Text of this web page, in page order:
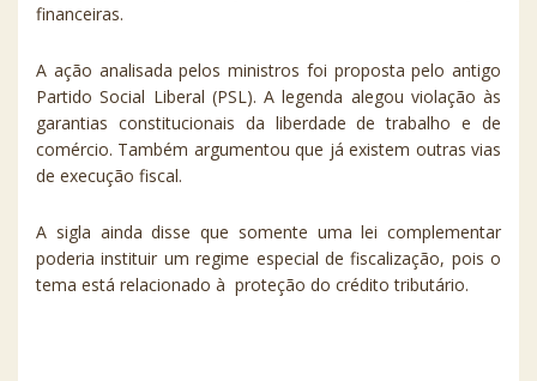
financeiras.
A ação analisada pelos ministros foi proposta pelo antigo
Partido Social Liberal (PSL). A legenda alegou violação às
garantias constitucionais da liberdade de trabalho e de
comércio. Também argumentou que já existem outras vias
de execução fiscal.
A sigla ainda disse que somente uma lei complementar
poderia instituir um regime especial de fiscalização, pois o
tema está relacionado à proteção do crédito tributário.